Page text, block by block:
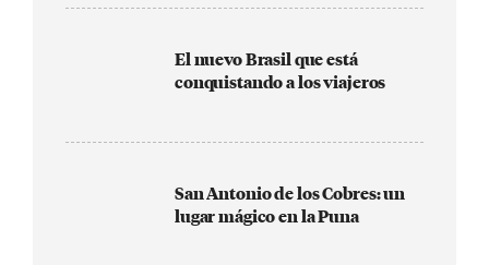
El nuevo Brasil que está
conquistando a los viajeros
San Antonio de los Cobres: un
lugar mágico en la Puna